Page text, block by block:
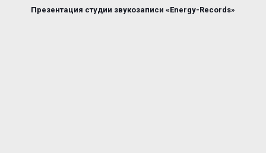
Презентация студии звукозаписи «Energy-Records»